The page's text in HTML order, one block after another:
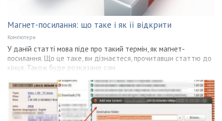
Магнет-посилання: що таке і як її відкрити
Компютери
У даній статті мова піде про такий термін, як магнет-
посилання. Що це таке, ви дізнаєтеся, прочитавши статтю до
кінця. Також буде розказано сам